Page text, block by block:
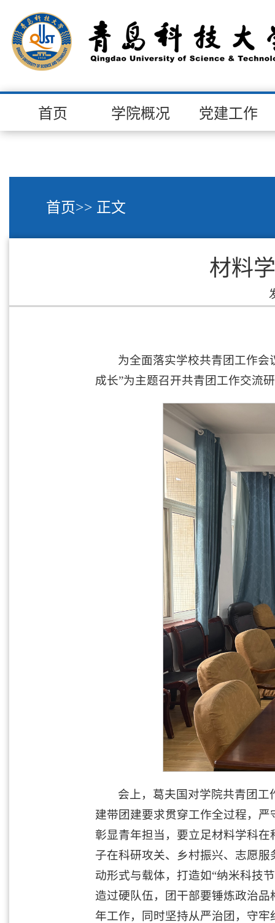
首页 学院概况 党建工作
首页>> 正文
材料
为全面落实学校共青团工作会
成长”为主题召开共青团工作交流
会上，葛夫国对学院共青团
建带团建要求贯穿工作全过程，
彰显青年担当，要立足材料学科在
子在科研攻关、乡村振兴、志愿
动形式与载体，打造如“纳米科技
造过硬队伍，团干部要锤炼政治
年工作，同时坚持从严治团，守牢